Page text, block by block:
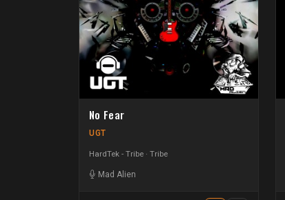
No Fear
UGT
HardTek - Tribe Tribe
Mad Alien